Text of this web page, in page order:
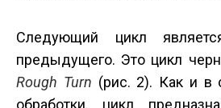
Следующий цикл
предыдущего. Это цикл
Rough Turn (рис. 2). Как и в
обработки, цикл